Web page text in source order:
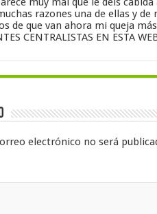
razones una de ellas y
de que van ahora mi queja
CENTRALISTAS EN ESTA
electrónico no será